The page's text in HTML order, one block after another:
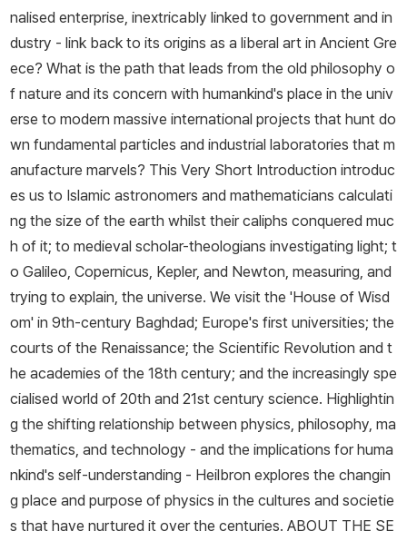
nalised enterprise, inextricably linked to government and in
dustry - link back to its origins as a liberal art in Ancient Gre
ece? What is the path that leads from the old philosophy o
f nature and its concern with humankind's place in the univ
erse to modern massive international projects that hunt do
wn fundamental particles and industrial laboratories that m
anufacture marvels? This Very Short Introduction introduc
es us to Islamic astronomers and mathematicians calculati
ng the size of the earth whilst their caliphs conquered muc
h of it; to medieval scholar-theologians investigating light; t
o Galileo, Copernicus, Kepler, and Newton, measuring, and
trying to explain, the universe. We visit the 'House of Wisd
om' in 9th-century Baghdad; Europe's first universities; the
courts of the Renaissance; the Scientific Revolution and t
he academies of the 18th century; and the increasingly spe
cialised world of 20th and 21st century science. Highlightin
g the shifting relationship between physics, philosophy, ma
thematics, and technology - and the implications for huma
nkind's self-understanding - Heilbron explores the changin
g place and purpose of physics in the cultures and societie
s that have nurtured it over the centuries. ABOUT THE SE